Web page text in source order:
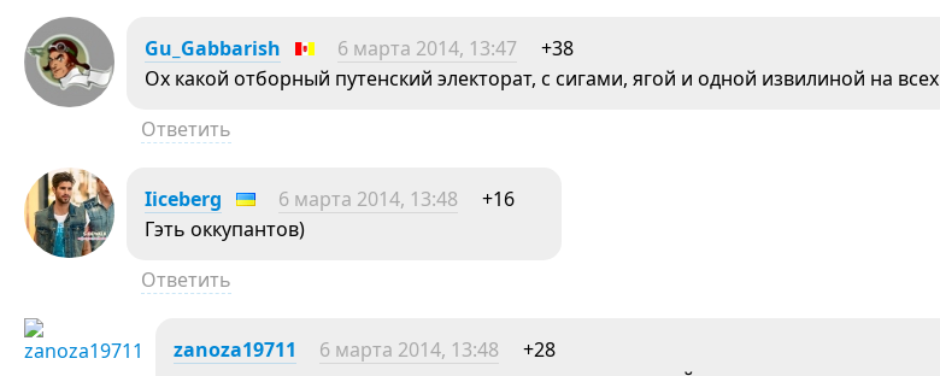
Gu_Gabbarish 6 марта 2014, 13:47
+38
Ох какой отборный путенский электорат, с сигами, ягой и одной извилиной на всех
Ответить
Iiceberg 6 марта 2014, 13:48
+16
Гэть оккупантов)
Ответить
zanoza19711 6 марта 2014, 13:48
+28